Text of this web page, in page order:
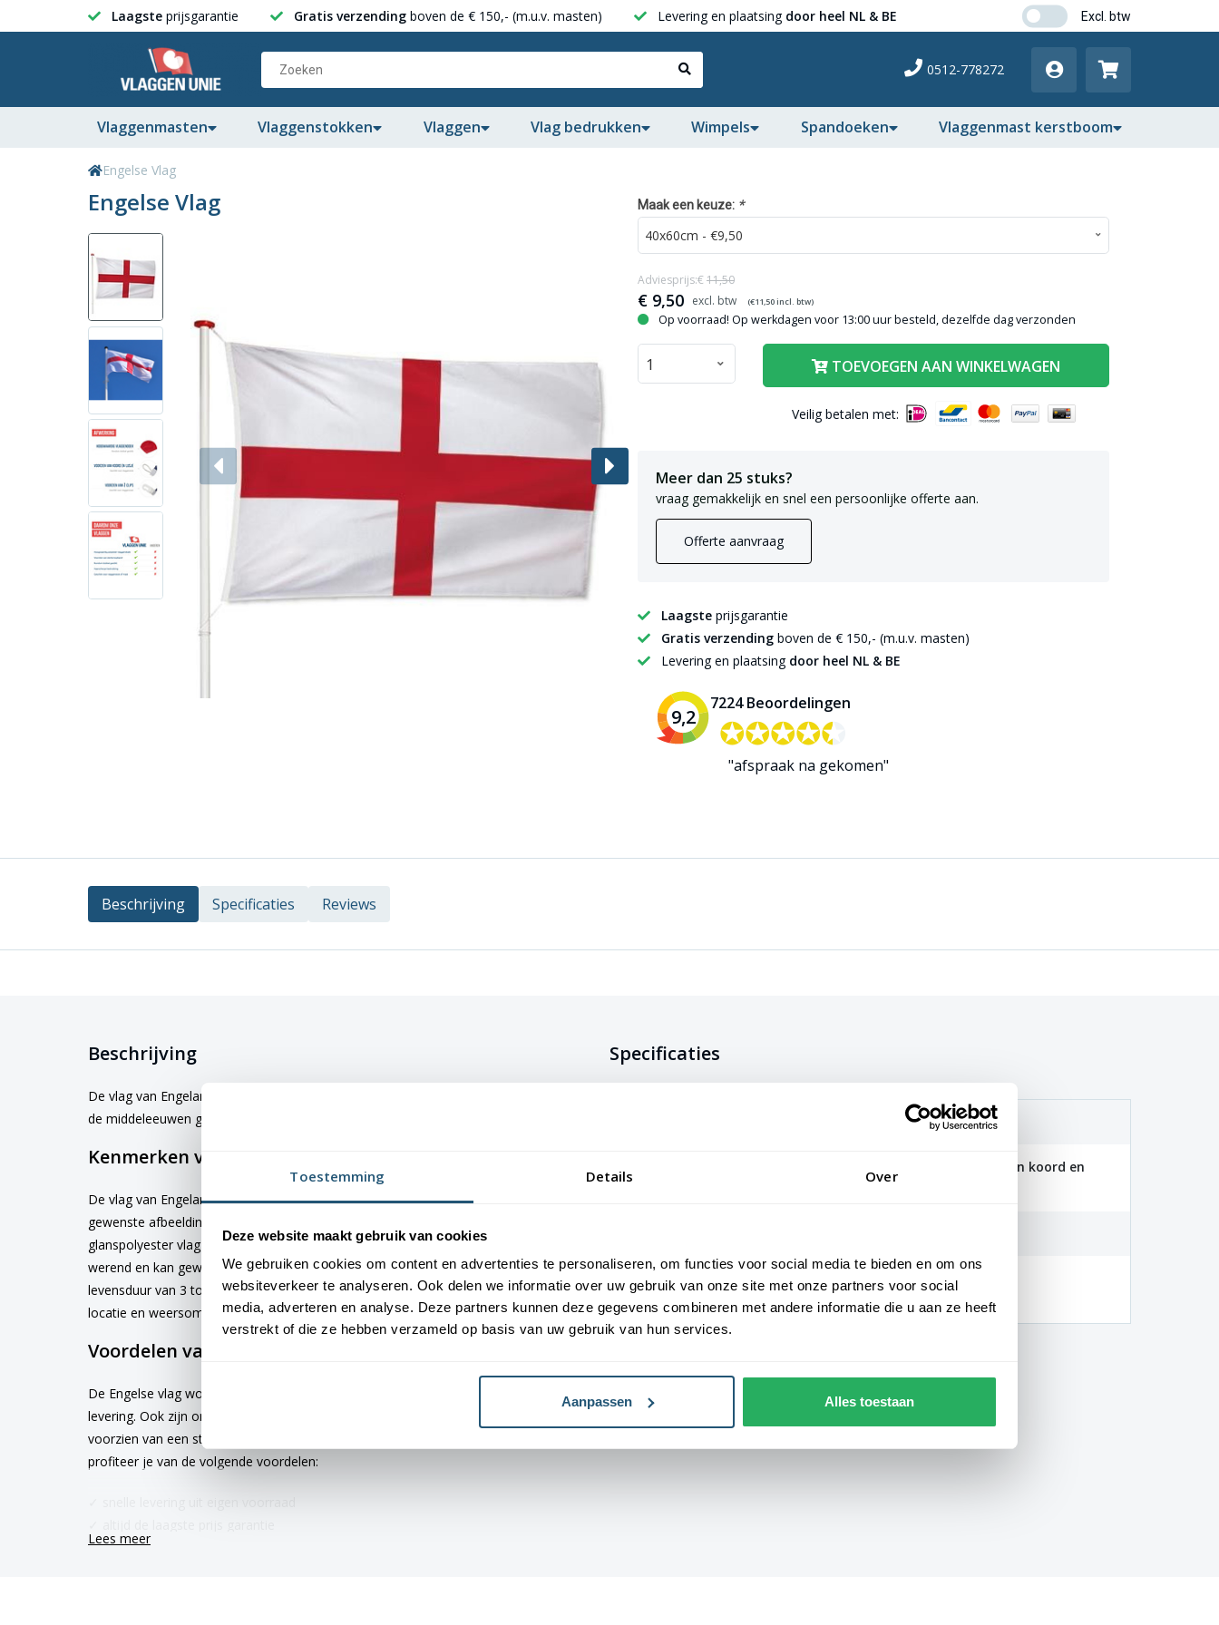
Toestemming Details Over
Deze website maakt gebruik van cookies
We gebruiken cookies om content en advertenties te personaliseren, om functies voor social media te bieden en om ons
websiteverkeer te analyseren. Ook delen we informatie over uw gebruik van onze site met onze partners voor social
media, adverteren en analyse. Deze partners kunnen deze gegevens combineren met andere informatie die u aan ze heeft
verstrekt of die ze hebben verzameld op basis van uw gebruik van hun services.
Aanpassen Alles toestaan
Laagste prijsgarantie Gratis verzending boven de € 150,- (m.u.v. masten) Levering en plaatsing door heel NL & BE
0512-778272
Vlaggenmasten Vlaggenstokken Vlaggen Vlag bedrukken Wimpels Spandoeken Vlaggenmast kerstboom
Engelse Vlag
Engelse Vlag Maak een keuze: *
€ 9,50 (€11,50incl. btw)
Adviesprijs:€11,50
Op voorraad! Op werkdagen voor 13:00 uur besteld, dezelfde dag verzonden
TOEVOEGEN AAN WINKELWAGEN
Veilig betalen met:
Meer dan 25 stuks?
vraag gemakkelijk en snel een persoonlijke offerte aan.
Offerte aanvraag
Laagste prijsgarantie
Gratis verzending boven de € 150,- (m.u.v. masten)
Levering en plaatsing door heel NL & BE
9,2
7224 Beoordelingen
✪✪✪✪✪
✪✪✪✪✪
"afspraak na gekomen"
Beschrijving Specificaties Reviews
Beschrijving
De vlag van Engeland toont een rood sint-joriskruis op een wit veld. Deze vlag werd al in
de middeleeuwen gebruikt en is nog steeds in gebruik.
Kenmerken van de Engelse vlag
De vlag van Engeland is beschikbaar in verschillende gangbare afmetingen. Je kiest de
gewenste afbeelding via de keuze optie. De vlag is gemaakt van 3-draads geweven
glanspolyester vlaggendoek (115 gr/m2). De vlag heeft een kwalitatieve afwerking, is uw-
werend en kan gewassen worden op maximaal 40 graden. De vlag heeft een gemiddelde
levensduur van 3 tot 6 maanden bij continue gebruik. De levensduur is afhankelijk van de
locatie en weersomstandigheden.
Voordelen van de Engelse vlag kopen bij Vlaggen Unie
De Engelse vlag wordt standaard uit eigen voorraad geleverd, wat zorgt voor een snelle
levering. Ook zijn onze vlaggen voorzien van een hoogwaardige afwerking. Ze zijn
voorzien van een sterke zoom die vastgezet is met een dubbele stiknaad. Bij ons
profiteer je van de volgende voordelen:
✓ verkrijgbaar in de meest voorkomende formaten
Lees meer
Specificaties
Afmetingen t/m 100x150cm zijn voorzien van een koord en
Levensduur
3-6 maanden (afhankelijk van de locatie en
weersomstandigheden)